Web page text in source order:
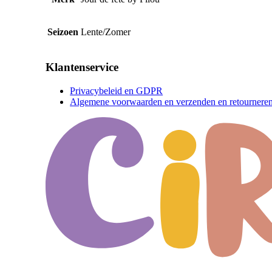
Seizoen Lente/Zomer
Klantenservice
Privacybeleid en GDPR
Algemene voorwaarden en verzenden en